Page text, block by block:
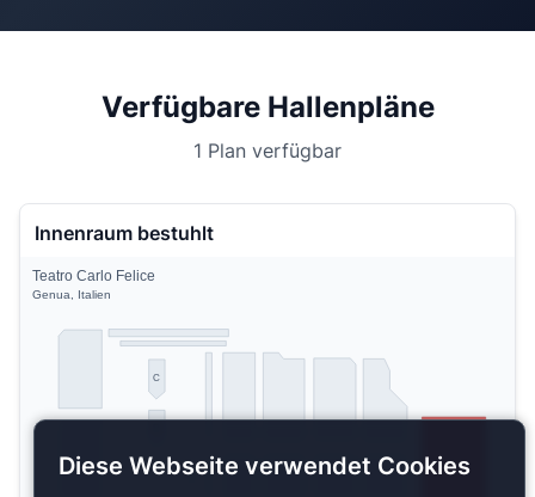
Verfügbare Hallenpläne
1 Plan verfügbar
Innenraum bestuhlt
C
Teatro Carlo Felice
Genua, Italien
Diese Webseite verwendet Cookies